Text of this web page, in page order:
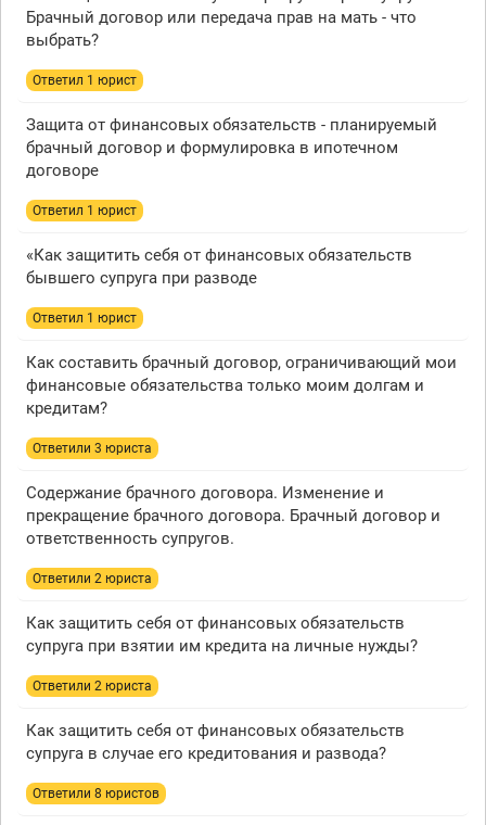
Брачный договор или передача прав на мать - что
выбрать?
Ответил 1 юрист
Защита от финансовых обязательств - планируемый
брачный договор и формулировка в ипотечном
договоре
Ответил 1 юрист
«Как защитить себя от финансовых обязательств
бывшего супруга при разводе
Ответил 1 юрист
Как составить брачный договор, ограничивающий мои
финансовые обязательства только моим долгам и
кредитам?
Ответили 3 юристa
Содержание брачного договора. Изменение и
прекращение брачного договора. Брачный договор и
ответственность супругов.
Ответили 2 юристa
Как защитить себя от финансовых обязательств
супруга при взятии им кредита на личные нужды?
Ответили 2 юристa
Как защитить себя от финансовых обязательств
супруга в случае его кредитования и развода?
Ответили 8 юристов